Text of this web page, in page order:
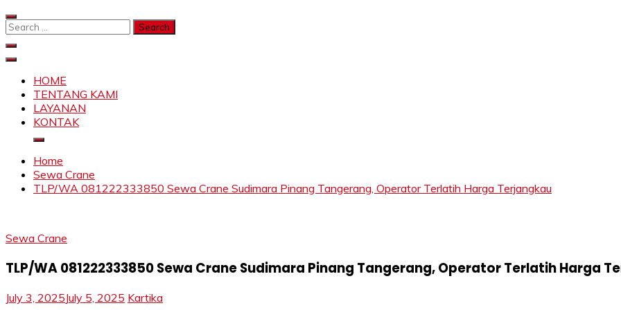
Skip
to
Search
HOME
TENTANG KAMI
LAYANAN
KONTAK
Home
Sewa Crane
TLP/WA 081222333850 Sewa Crane Sudimara Pinang Tangerang, Operator Terlatih Harga Terjangkau
Sewa Crane
TLP/WA 081222333850 Sewa Crane Sudimara Pinang Tangerang, Operator Terlatih Harga
July 3, 2025July 5, 2025 Kartika